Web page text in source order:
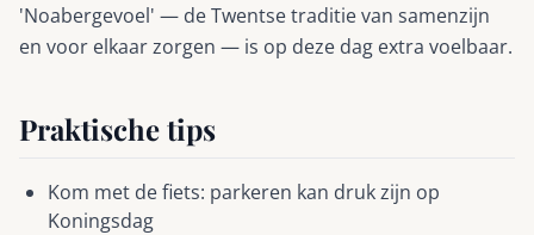
'Noabergevoel' — de Twentse traditie van samenzijn
en voor elkaar zorgen — is op deze dag extra voelbaar.
Praktische tips
Kom met de fiets: parkeren kan druk zijn op
Koningsdag